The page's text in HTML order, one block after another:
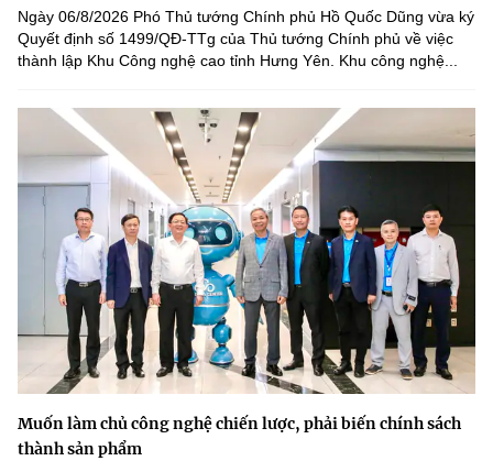
Ngày 06/8/2026 Phó Thủ tướng Chính phủ Hồ Quốc Dũng vừa ký
Quyết định số 1499/QĐ-TTg của Thủ tướng Chính phủ về việc
thành lập Khu Công nghệ cao tỉnh Hưng Yên. Khu công nghệ...
Muốn làm chủ công nghệ chiến lược, phải biến chính sách
thành sản phẩm